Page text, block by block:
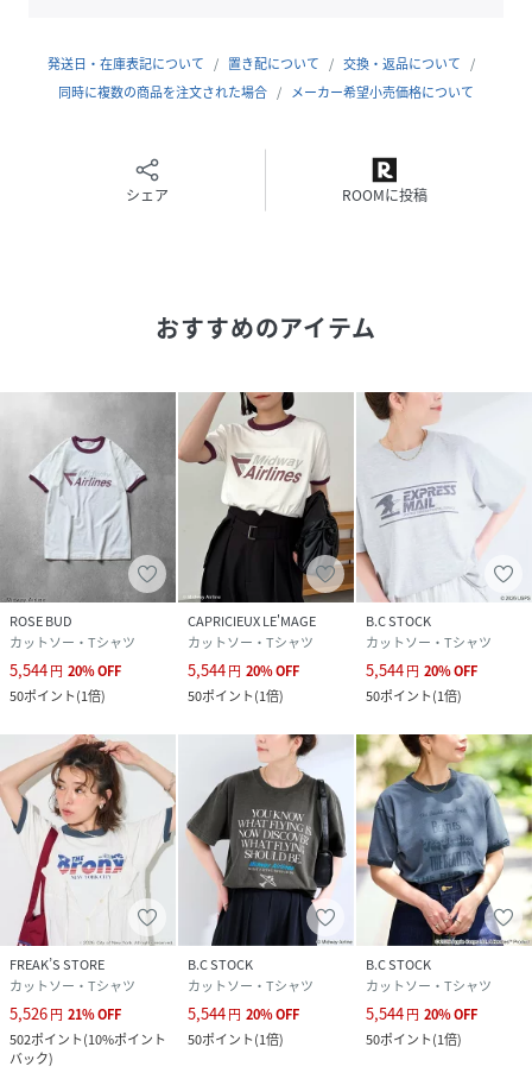
そんな思いを大切にしながら、ひとつひとつデザインしてい
ます。
Tシャツにデニムにスニーカー。
透け感：やや透け感あり
生地の厚さ：普通
＊＊＊＊＊＊＊＊＊＊＊＊＊＊＊＊＊＊＊＊＊＊
【スタッフ着用コメント】
《スタッフstaff.I》
身長:161cm/普段サイズ:S-M/着用サイズ:フリー
サイズ感：着丈は長めで、身幅と袖幅がコンパクトなのです
っきりした印象。
素材感：ヴィンテージな質感で温かみのある色味のTシャツ
生地。
着心地：コンパクトなサイズ感なので、すっきりとしたシル
※あくまで個人の感想です。
＊＊＊＊＊＊＊＊＊＊＊＊＊＊＊＊＊＊＊＊＊＊
※取り扱いについては、商品についている品質表示でご確認
ください。
〈お取り扱い上のご注意〉
白・淡色のものは無蛍光洗剤をご使用ください。濃色と白・
淡色のものは分けて洗ってください。アイロンの際はあて布
をご使用ください。プリント部分のアイロンはお避けくださ
い。プリントは永久的なものではなく、着用や洗濯を繰り返
すことにより、ひび割れや脱落することがあります。湿った
状態や着用中の摩擦により他の物に移染する恐れがありま
す。着用中の摩擦や洗濯により、毛羽立ちやピル（毛玉）が
発送日・在庫表記について 置き配について
交換・返品について
同時に複数の商品を注文された場合
メーカー希望小売価格について
シェア ROOMに投稿
おすすめのアイテム
ROSE BUD
カットソー・Tシャツ
5,544円 20%OFF
50ポイント(1倍)
CAPRICIEUX LE'MAGE
カットソー・Tシャツ
5,544円 20%OFF
50ポイント(1倍)
B.C STOCK
カットソー・Tシャツ
5,544円 20%OFF
50ポイント(1倍)
FREAK’S STORE
カットソー・Tシャツ
5,526円 21%OFF
502ポイント(10%ポイント
バック)
B.C STOCK
カットソー・Tシャツ
5,544円 20%OFF
50ポイント(1倍)
B.C STOCK
カットソー・Tシャツ
5,544円 20%OFF
50ポイント(1倍)